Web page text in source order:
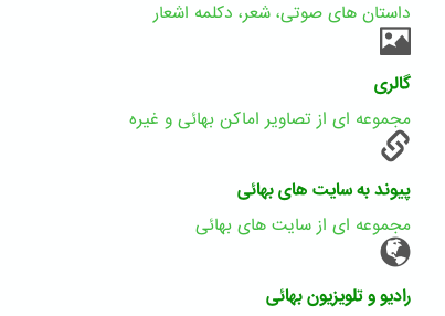
داستان های صوتی، شعر، دکلمه اشعار
گالری
مجموعه ای از تصاویر اماکن بهائی و غیره
پیوند به سایت های بهائی
مجموعه ای از سایت های بهائی
رادیو و تلویزیون بهائی